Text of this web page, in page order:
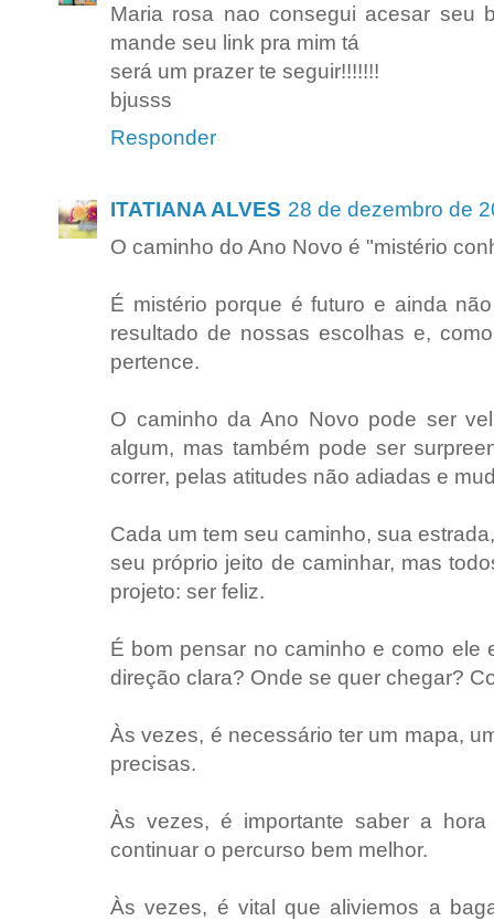
Maria rosa nao consegui acesar seu
mande seu link pra mim tá
será um prazer te seguir!!!!!!!
bjusss
Responder
ITATIANA ALVES 28 de dezembro de
O caminho do Ano Novo é "mistério
É mistério porque é futuro e ainda
resultado de nossas escolhas e,
pertence.
O caminho da Ano Novo pode ser
algum, mas também pode ser
correr, pelas atitudes não adiadas e
Cada um tem seu caminho, sua
seu próprio jeito de caminhar, mas
projeto: ser feliz.
É bom pensar no caminho e como ele
direção clara? Onde se quer chegar?
Às vezes, é necessário ter um mapa,
precisas.
Às vezes, é importante saber a
continuar o percurso bem melhor.
Às vezes, é vital que aliviemos a